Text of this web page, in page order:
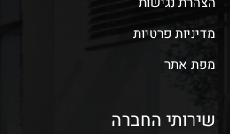
מדיניות פרטיות
מפת אתר
שירותי החברה